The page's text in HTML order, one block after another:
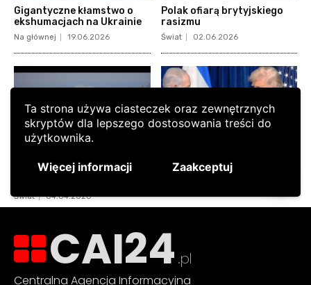
CAI24 .pl
Centralna Agencja Informacyjna